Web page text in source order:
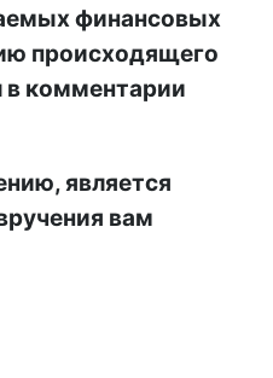
финансовых
происходящего
в комментарии
является
вам